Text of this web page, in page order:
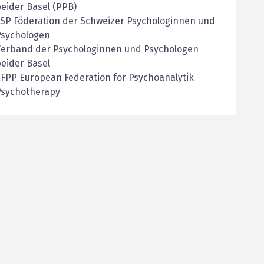
Basel (PPB)
Föderation der Schweizer Psychologinnen und
der Psychologinnen und Psychologen
Basel
European Federation for Psychoanalytik